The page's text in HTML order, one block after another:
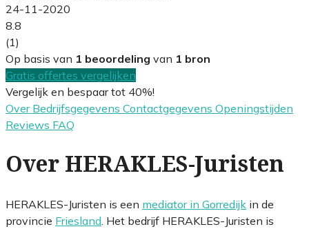
24-11-2020
8.8
(1)
Op basis van 1 beoordeling van 1 bron
Gratis offertes vergelijken
Vergelijk en bespaar tot 40%!
Over Bedrijfsgegevens Contactgegevens Openingstijden
Reviews FAQ
Over HERAKLES-Juristen
HERAKLES-Juristen is een mediator in Gorredijk in de
provincie Friesland . Het bedrijf HERAKLES-Juristen is